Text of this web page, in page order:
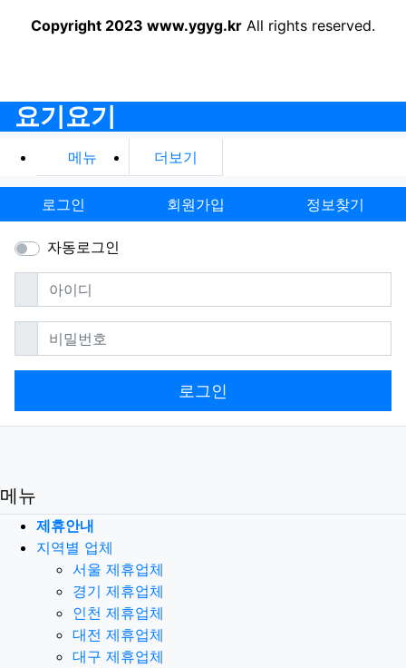
Copyright 2023 www.ygyg.kr All rights reserved.
요기요기
메뉴 더보기
로그인 회원가입 정보찾기
자동로그인
아이디필수
비밀번호필수
로그인
메뉴
제휴안내
지역별 업체
서울 제휴업체
경기 제휴업체
인천 제휴업체
대전 제휴업체
대구 제휴업체